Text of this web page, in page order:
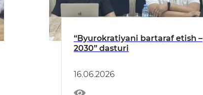
“Byurokratiyani bartaraf etish –
2030” dasturi
16.06.2026